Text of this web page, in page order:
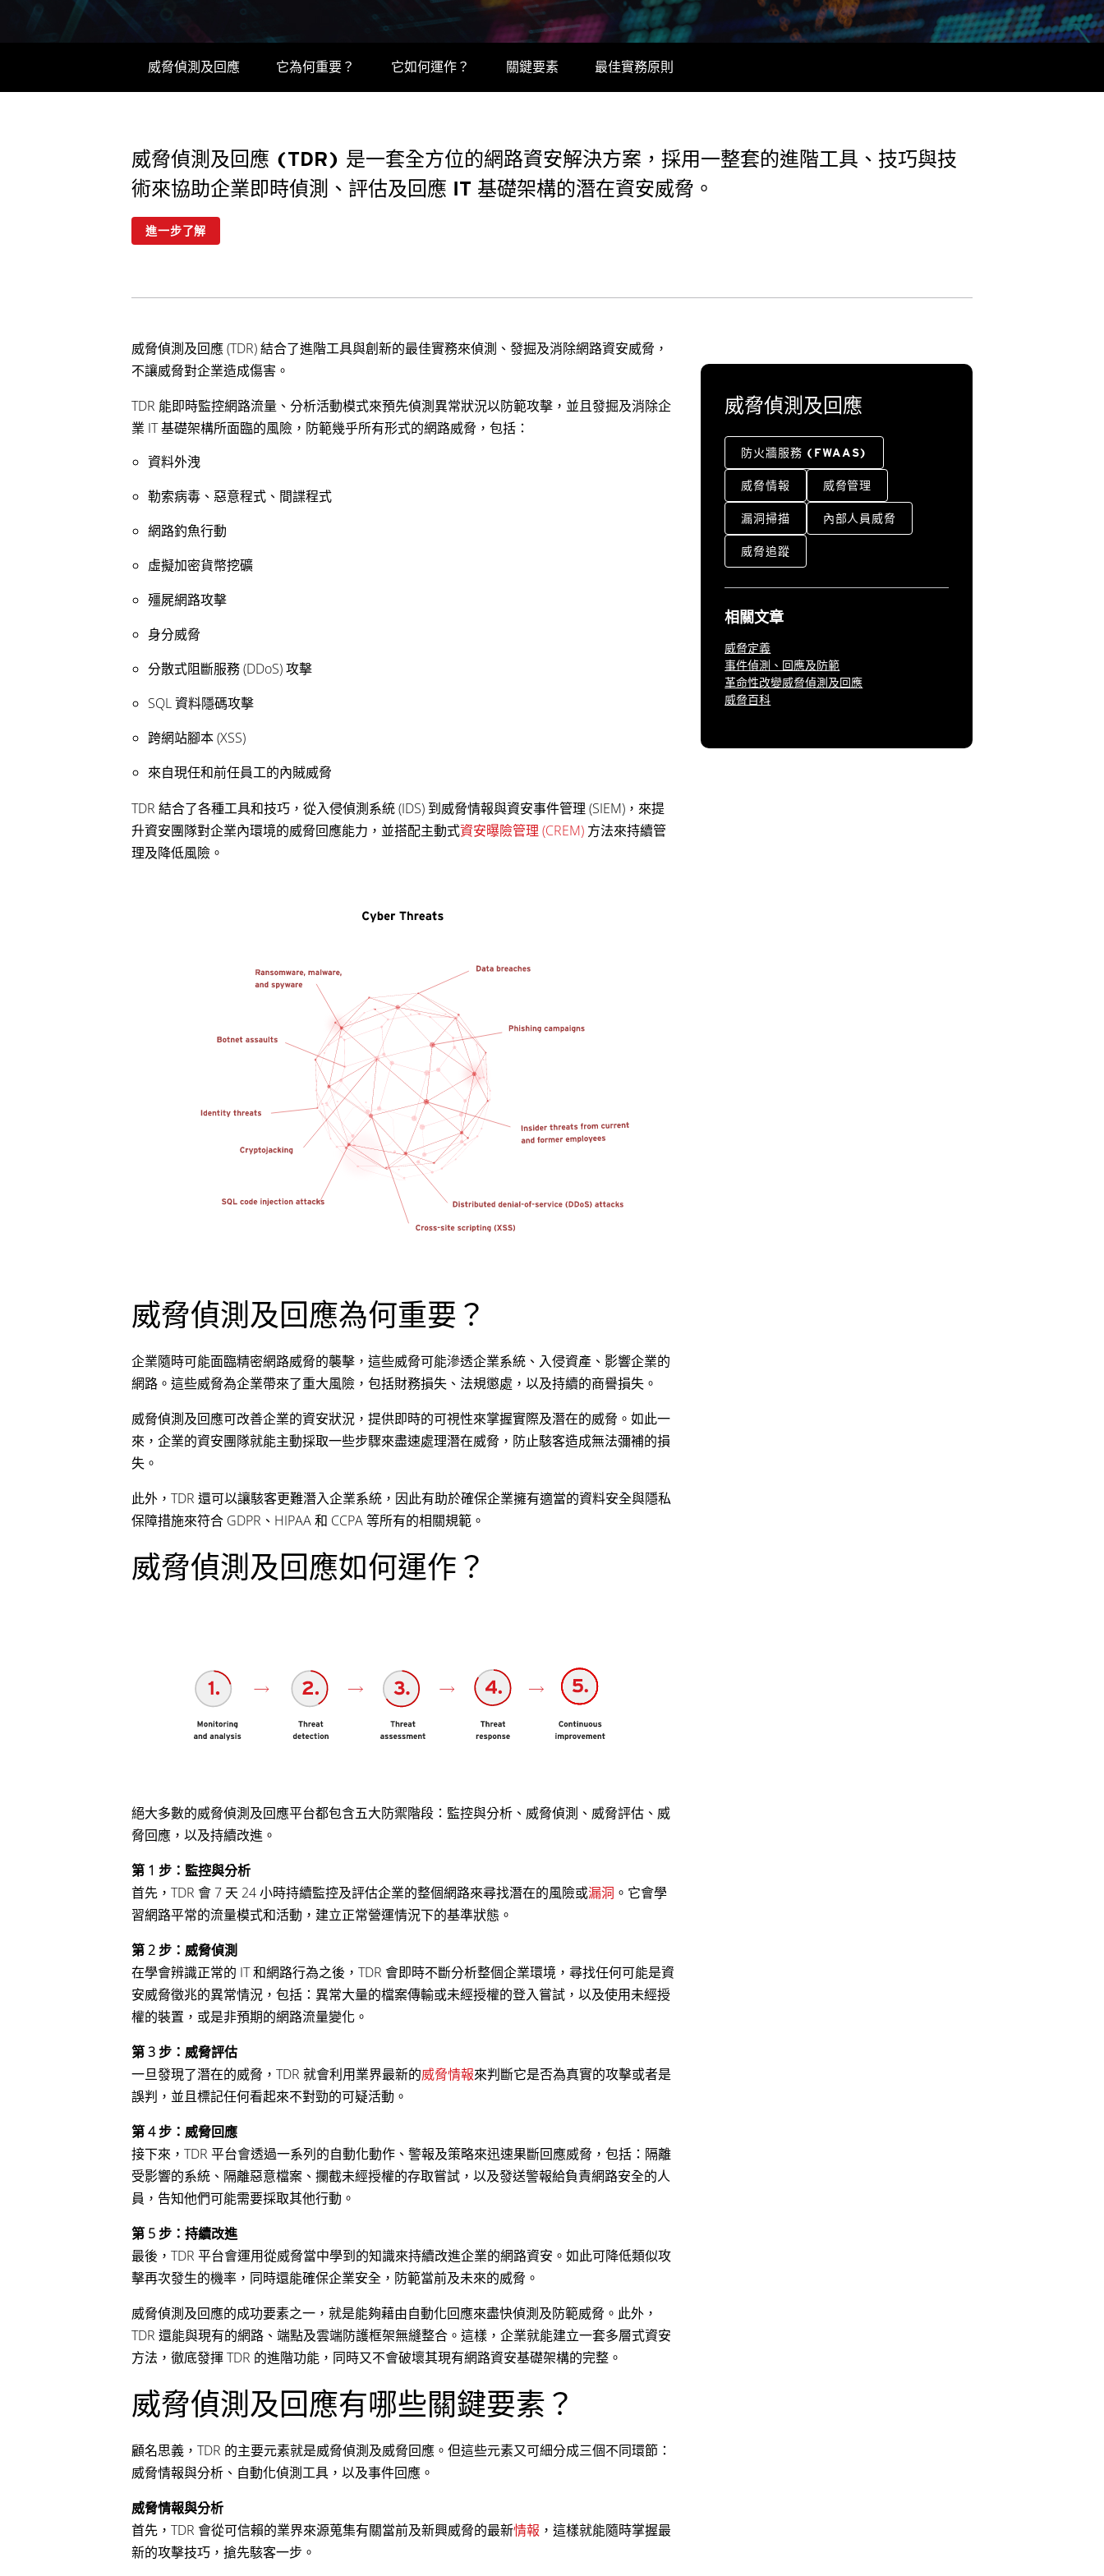
威脅偵測及回應 它為何重要？ 它如何運作？ 關鍵要素 最佳實務原則
威脅偵測及回應 (TDR) 是一套全方位的網路資安解決方案，採用一整套的進階工具、技巧與技
術來協助企業即時偵測、評估及回應 IT 基礎架構的潛在資安威脅。
進一步了解
威脅偵測及回應 (TDR) 結合了進階工具與創新的最佳實務來偵測、發掘及消除網路資安威脅，
不讓威脅對企業造成傷害。
TDR 能即時監控網路流量、分析活動模式來預先偵測異常狀況以防範攻擊，並且發掘及消除企
業 IT 基礎架構所面臨的風險，防範幾乎所有形式的網路威脅，包括：
資料外洩
勒索病毒、惡意程式、間諜程式
網路釣魚行動
虛擬加密貨幣挖礦
殭屍網路攻擊
身分威脅
分散式阻斷服務 (DDoS) 攻擊
SQL 資料隱碼攻擊
跨網站腳本 (XSS)
來自現任和前任員工的內賊威脅
TDR 結合了各種工具和技巧，從入侵偵測系統 (IDS) 到威脅情報與資安事件管理 (SIEM)，來提
升資安團隊對企業內環境的威脅回應能力，並搭配主動式資安曝險管理 (CREM) 方法來持續管
理及降低風險。
威脅偵測及回應為何重要？
企業隨時可能面臨精密網路威脅的襲擊，這些威脅可能滲透企業系統、入侵資產、影響企業的
網路。這些威脅為企業帶來了重大風險，包括財務損失、法規懲處，以及持續的商譽損失。
威脅偵測及回應可改善企業的資安狀況，提供即時的可視性來掌握實際及潛在的威脅。如此一
來，企業的資安團隊就能主動採取一些步驟來盡速處理潛在威脅，防止駭客造成無法彌補的損
失。
此外，TDR 還可以讓駭客更難潛入企業系統，因此有助於確保企業擁有適當的資料安全與隱私
保障措施來符合 GDPR、HIPAA 和 CCPA 等所有的相關規範。
威脅偵測及回應如何運作？
絕大多數的威脅偵測及回應平台都包含五大防禦階段：監控與分析、威脅偵測、威脅評估、威
脅回應，以及持續改進。
第 1 步：監控與分析
首先，TDR 會 7 天 24 小時持續監控及評估企業的整個網路來尋找潛在的風險或漏洞 。它會學
習網路平常的流量模式和活動，建立正常營運情況下的基準狀態。
第 2 步：威脅偵測
在學會辨識正常的 IT 和網路行為之後，TDR 會即時不斷分析整個企業環境，尋找任何可能是資
安威脅徵兆的異常情況，包括：異常大量的檔案傳輸或未經授權的登入嘗試，以及使用未經授
權的裝置，或是非預期的網路流量變化。
第 3 步：威脅評估
一旦發現了潛在的威脅，TDR 就會利用業界最新的威脅情報來判斷它是否為真實的攻擊或者是
誤判，並且標記任何看起來不對勁的可疑活動。
第 4 步：威脅回應
接下來，TDR 平台會透過一系列的自動化動作、警報及策略來迅速果斷回應威脅，包括：隔離
受影響的系統、隔離惡意檔案、攔截未經授權的存取嘗試，以及發送警報給負責網路安全的人
員，告知他們可能需要採取其他行動。
第 5 步：持續改進
最後，TDR 平台會運用從威脅當中學到的知識來持續改進企業的網路資安。如此可降低類似攻
擊再次發生的機率，同時還能確保企業安全，防範當前及未來的威脅。
威脅偵測及回應的成功要素之一，就是能夠藉由自動化回應來盡快偵測及防範威脅。此外，
TDR 還能與現有的網路、端點及雲端防護框架無縫整合。這樣，企業就能建立一套多層式資安
方法，徹底發揮 TDR 的進階功能，同時又不會破壞其現有網路資安基礎架構的完整。
威脅偵測及回應有哪些關鍵要素？
顧名思義，TDR 的主要元素就是威脅偵測及威脅回應。但這些元素又可細分成三個不同環節：
威脅情報與分析、自動化偵測工具，以及事件回應。
威脅情報與分析
首先，TDR 會從可信賴的業界來源蒐集有關當前及新興威脅的最新情報 ，這樣就能隨時掌握最
新的攻擊技巧，搶先駭客一步。
威脅偵測及回應
防火牆服務 (FWAAS)
威脅情報 威脅管理
漏洞掃描 內部人員威脅
威脅追蹤
相關文章
威脅定義
事件偵測、回應及防範
革命性改變威脅偵測及回應
威脅百科